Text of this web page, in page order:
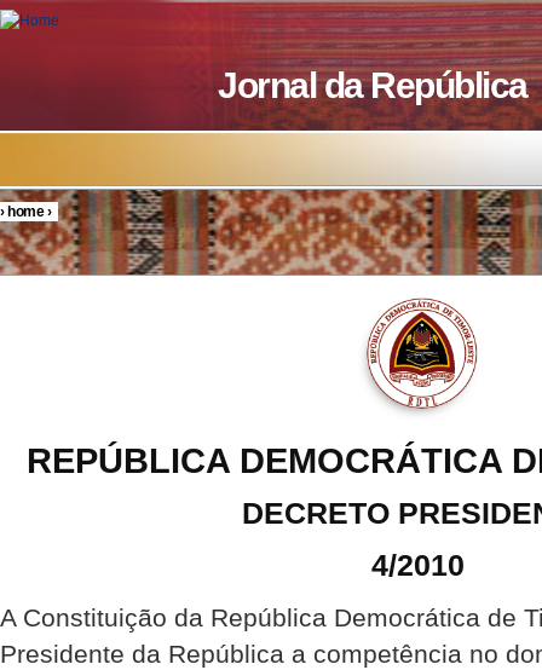
Skip to main content
Jornal da República
You are here
›home›
REPÚBLICA DEMOCRÁTICA
DECRETO
4/2010
A Constituição da República Democrática de
Presidente da República a competência no